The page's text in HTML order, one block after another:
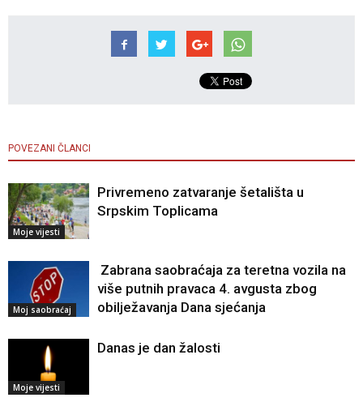
POVEZANI ČLANCI
Moje vijesti
Privremeno zatvaranje šetališta u
Srpskim Toplicama
Moj saobraćaj
Zabrana saobraćaja za teretna vozila na
više putnih pravaca 4. avgusta zbog
obilježavanja Dana sjećanja
Moje vijesti
Danas je dan žalosti